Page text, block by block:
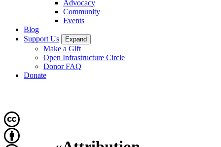
Advocacy
Community
Events
Blog
Support Us
Expand
Make a Gift
Open Infrastructure Circle
Donor FAQ
Donate